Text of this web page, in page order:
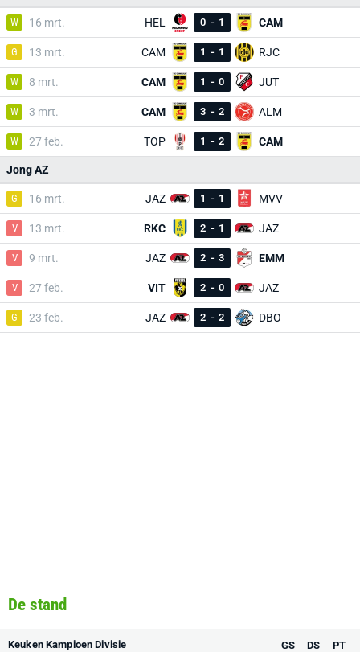
W 16 mrt. HEL 0 - 1 CAM
G 13 mrt. CAM 1 - 1 RJC
W 8 mrt. CAM 1 - 0 JUT
W 3 mrt. CAM 3 - 2 ALM
W 27 feb. TOP 1 - 2 CAM
Jong AZ
G 16 mrt. JAZ 1 - 1 MVV
V 13 mrt. RKC 2 - 1 JAZ
V 9 mrt. JAZ 2 - 3 EMM
V 27 feb. VIT 2 - 0 JAZ
G 23 feb. JAZ 2 - 2 DBO
De stand
Keuken Kampioen Divisie GS DS PT